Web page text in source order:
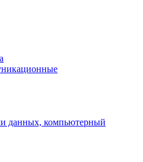
данных, компьютерный